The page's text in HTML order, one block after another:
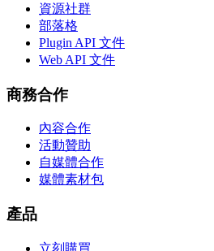
資源社群
部落格
Plugin API 文件
Web API 文件
商務合作
內容合作
活動贊助
自媒體合作
媒體素材包
產品
立刻購買